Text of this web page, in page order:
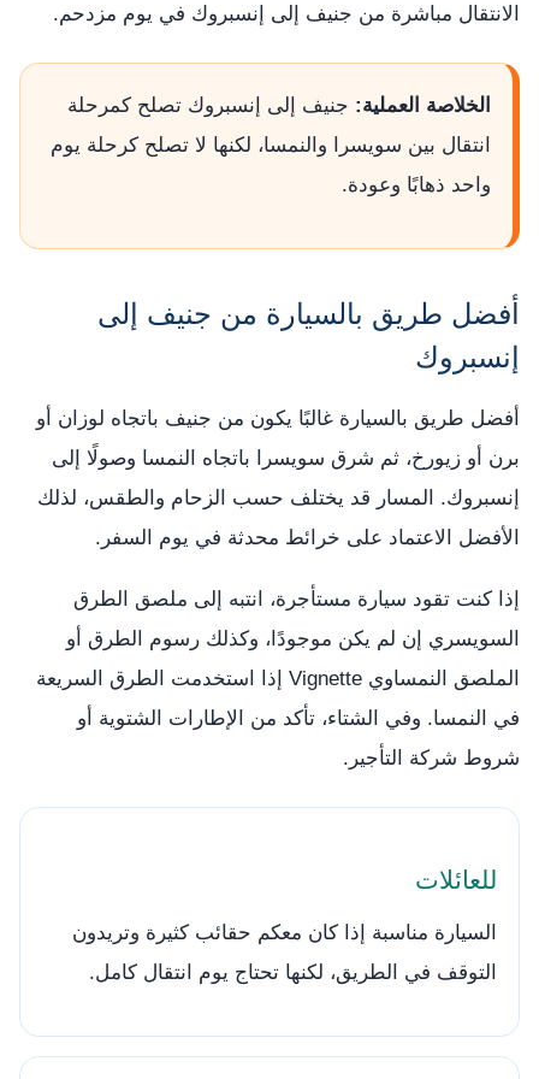
الانتقال مباشرة من جنيف إلى إنسبروك في يوم مزدحم.
الخلاصة العملية: جنيف إلى إنسبروك تصلح كمرحلة
انتقال بين سويسرا والنمسا، لكنها لا تصلح كرحلة يوم
واحد ذهابًا وعودة.
أفضل طريق بالسيارة من جنيف إلى
إنسبروك
أفضل طريق بالسيارة غالبًا يكون من جنيف باتجاه لوزان أو
برن أو زيورخ، ثم شرق سويسرا باتجاه النمسا وصولًا إلى
إنسبروك. المسار قد يختلف حسب الزحام والطقس، لذلك
الأفضل الاعتماد على خرائط محدثة في يوم السفر.
إذا كنت تقود سيارة مستأجرة، انتبه إلى ملصق الطرق
السويسري إن لم يكن موجودًا، وكذلك رسوم الطرق أو
الملصق النمساوي Vignette إذا استخدمت الطرق السريعة
في النمسا. وفي الشتاء، تأكد من الإطارات الشتوية أو
شروط شركة التأجير.
للعائلات
السيارة مناسبة إذا كان معكم حقائب كثيرة وتريدون
التوقف في الطريق، لكنها تحتاج يوم انتقال كامل.